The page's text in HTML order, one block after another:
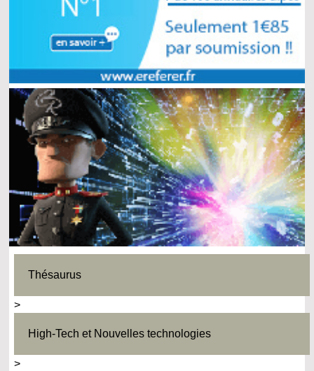
Thésaurus
>
High-Tech et Nouvelles technologies
>